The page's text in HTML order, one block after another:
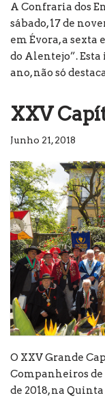
A Confraria dos
sábado, 17 de
em Évora, a
do Alentejo”.
ano, não só
XXV
Junho 21, 2018
O XXV Grande
Companheiros de
de 2018, na